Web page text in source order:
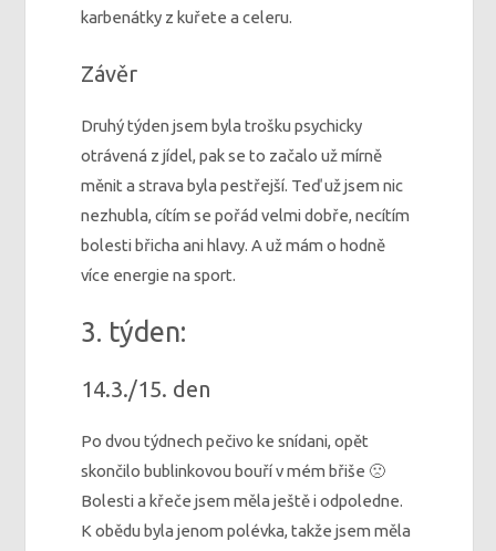
karbenátky z kuřete a celeru.
Závěr
Druhý týden jsem byla trošku psychicky
otrávená z jídel, pak se to začalo už mírně
měnit a strava byla pestřejší. Teď už jsem nic
nezhubla, cítím se pořád velmi dobře, necítím
bolesti břicha ani hlavy. A už mám o hodně
více energie na sport.
3. týden:
14.3./15. den
Po dvou týdnech pečivo ke snídani, opět
skončilo bublinkovou bouří v mém břiše 🙁
Bolesti a křeče jsem měla ještě i odpoledne.
K obědu byla jenom polévka, takže jsem měla